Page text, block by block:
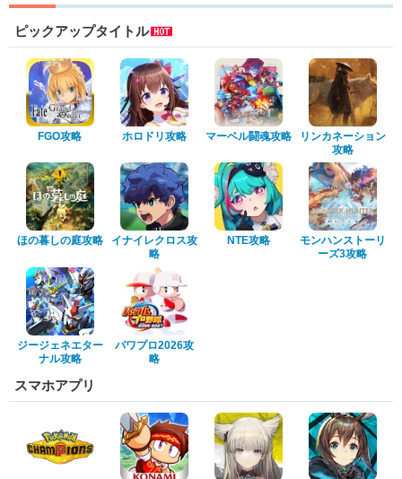
ピックアップタイトル
FGO攻略 ホロドリ攻略 マーベル闘魂攻略
リンカネーション
攻略
ほの暮しの庭攻略
イナイレクロス攻
略
NTE攻略
モンハンストーリ
ーズ3攻略
ジージェネエター
ナル攻略
パワプロ2026攻
略
スマホアプリ